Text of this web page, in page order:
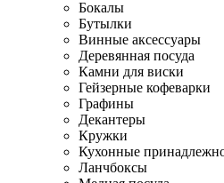
Бокалы
Бутылки
Винные аксессуары
Деревянная посуда
Камни для виски
Гейзерные кофеварки
Графины
Декантеры
Кружки
Кухонные
Ланчбоксы